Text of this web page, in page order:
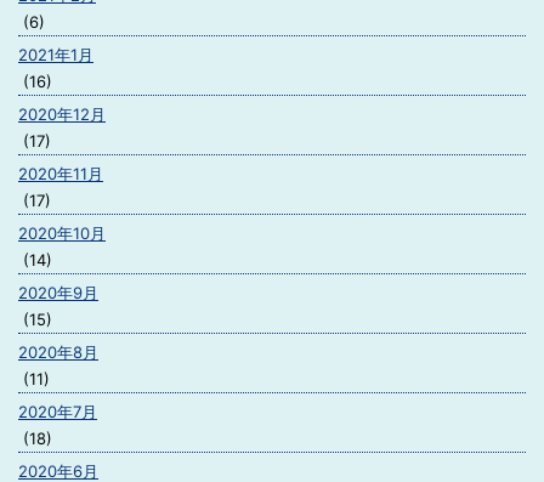
(6)
2021年1月
(16)
2020年12月
(17)
2020年11月
(17)
2020年10月
(14)
2020年9月
(15)
2020年8月
(11)
2020年7月
(18)
2020年6月